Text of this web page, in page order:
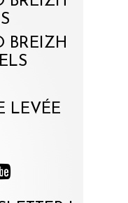
BREIZH
LEVÉE